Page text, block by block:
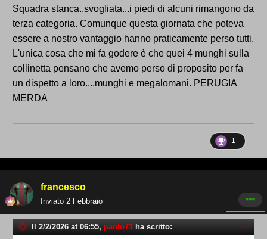
Squadra stanca..svogliata...i piedi di alcuni rimangono da
terza categoria. Comunque questa giornata che poteva
essere a nostro vantaggio hanno praticamente perso tutti.
L'unica cosa che mi fa godere è che quei 4 munghi sulla
collinetta pensano che avemo perso di proposito per fa
un dispetto a loro....munghi e megalomani. PERUGIA
MERDA
1
francesco
Inviato 2 Febbraio
Il 2/2/2026 at 06:55, paolo71 ha scritto: